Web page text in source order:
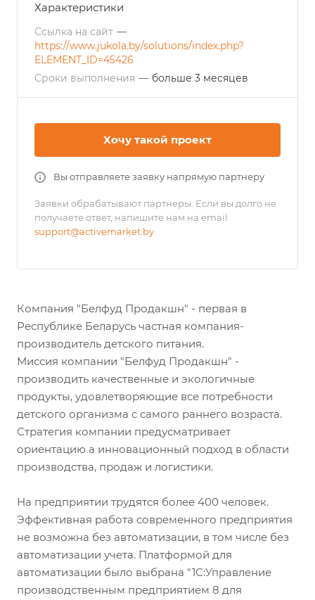
Характеристики
Ссылка на сайт —
https://www.jukola.by/solutions/index.php?
ELEMENT_ID=45426
Сроки выполнения — больше 3 месяцев
Хочу такой проект
Вы отправляете заявку напрямую партнеру
Заявки обрабатывают партнеры. Если вы долго не
получаете ответ, напишите нам на email
support@activemarket.by
Компания "Белфуд Продакшн" - первая в
Республике Беларусь частная компания-
производитель детского питания.
Миссия компании "Белфуд Продакшн" -
производить качественные и экологичные
продукты, удовлетворяющие все потребности
детского организма с самого раннего возраста.
Стратегия компании предусматривает
ориентацию а инновационный подход в области
производства, продаж и логистики.
На предприятии трудятся более 400 человек.
Эффективная работа современного предприятия
не возможна без автоматизации, в том числе без
автоматизации учета. Платформой для
автоматизации было выбрана "1С:Управление
производственным предприятием 8 для